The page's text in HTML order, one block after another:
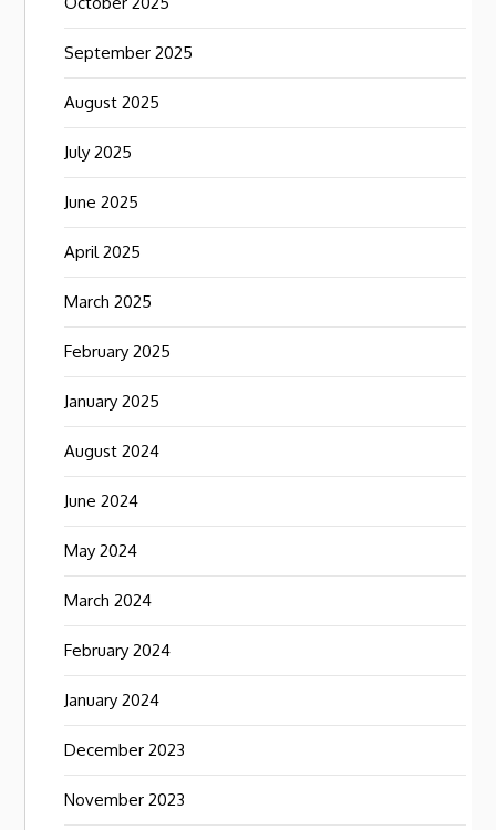
September 2025
August 2025
July 2025
June 2025
April 2025
March 2025
February 2025
January 2025
August 2024
June 2024
May 2024
March 2024
February 2024
January 2024
December 2023
November 2023